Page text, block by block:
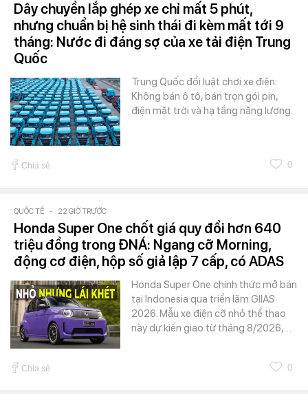
Dây chuyền lắp ghép xe chỉ mất 5 phút,
nhưng chuẩn bị hệ sinh thái đi kèm mất tới 9
tháng: Nước đi đáng sợ của xe tải điện Trung
Quốc
Trung Quốc đổi luật chơi xe điện:
Không bán ô tô, bán trọn gói pin,
điện mặt trời và hạ tầng năng lượng.
Chia sẻ 0
QUỐC TẾ - 22 GIỜ TRƯỚC
Honda Super One chốt giá quy đổi hơn 640
triệu đồng trong ĐNÁ: Ngang cỡ Morning,
động cơ điện, hộp số giả lập 7 cấp, có ADAS
Honda Super One chính thức mở bán
tại Indonesia qua triển lãm GIIAS
2026. Mẫu xe điện cỡ nhỏ thể thao
này dự kiến giao từ tháng 8/2026,…
Chia sẻ 0